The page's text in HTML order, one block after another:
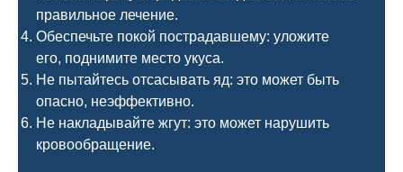
правильное лечение.
Обеспечьте покой пострадавшему: уложите
его, поднимите место укуса.
Не пытайтесь отсасывать яд: это может быть
опасно, неэффективно.
Не накладывайте жгут: это может нарушить
кровообращение.